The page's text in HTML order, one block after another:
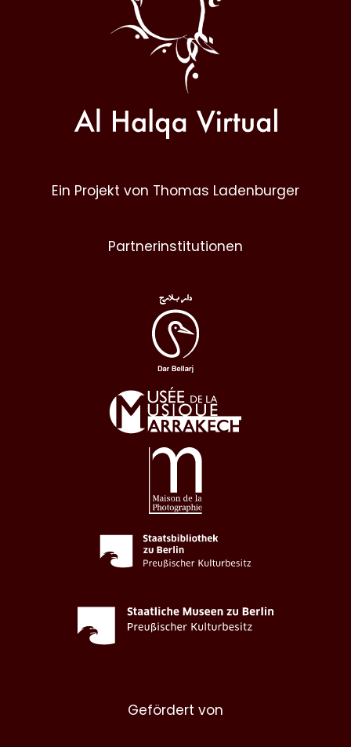
Ein Projekt von Thomas Ladenburger
Partnerinstitutionen
Gefördert von